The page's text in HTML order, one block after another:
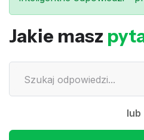
Jakie masz
lub